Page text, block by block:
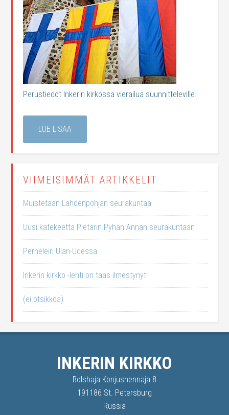
Perustiedot Inkerin kirkossa vierailua suunnitteleville.
LUE LISÄÄ
VIIMEISIMMÄT ARTIKKELIT
Muistetaan Lahdenpohjan seurakuntaa
Uusi katekeetta Pietarin Pyhän Annan seurakuntaan
Perheleiri Ulan-Udessa
Inkerin kirkko -lehti on taas ilmestynyt
(ei otsikkoa)
INKERIN KIRKKO
Bolshaja Konjushennaja 8
191186 St. Petersburg
Russia